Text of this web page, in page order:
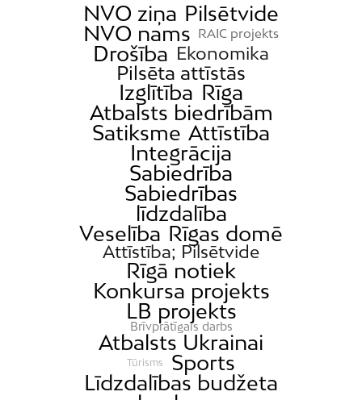
NVO ziņa Pilsētvide
NVO nams
RAIC projekts
Drošība Ekonomika
Pilsēta attīstās
Izglītība Rīga
Atbalsts biedrībām
Satiksme Attīstība
Integrācija
Sabiedrība
Sabiedrības
līdzdalība
Veselība Rīgas domē
Attīstība; Pilsētvide
Rīgā notiek
Konkursa projekts
LB projekts
Brīvprātīgais darbs
Atbalsts Ukrainai
Tūrisms
Sports
Līdzdalības budžeta